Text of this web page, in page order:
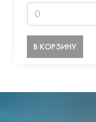
В КОРЗИНУ